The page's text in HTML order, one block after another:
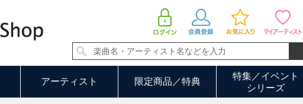
アーティスト 限定商品／特典
特集／イベント
シリーズ